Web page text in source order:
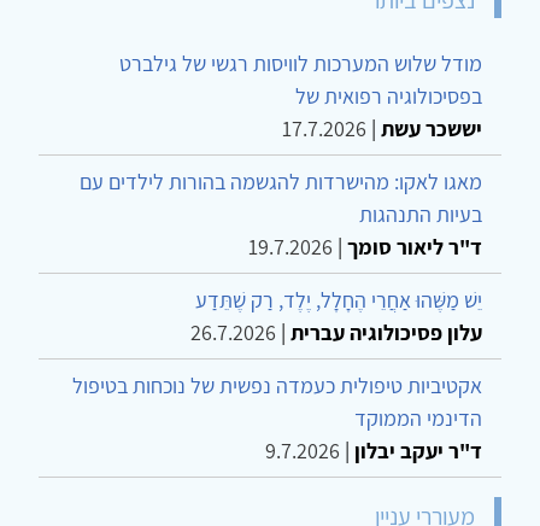
מודל שלוש המערכות לוויסות רגשי של גילברט
בפסיכולוגיה רפואית של
יששכר עשת |
17.7.2026
מאגו לאקו: מהישרדות להגשמה בהורות לילדים עם
בעיות התנהגות
ד"ר ליאור סומך |
19.7.2026
יֵשׁ מַשֶּׁהוּ אַחֲרֵי הֶחָלָל, יֶלֶד, רַק שֶׁתֵּדַע
עלון פסיכולוגיה עברית |
26.7.2026
אקטיביות טיפולית כעמדה נפשית של נוכחות בטיפול
הדינמי הממוקד
ד"ר יעקב יבלון |
9.7.2026
מעוררי עניין